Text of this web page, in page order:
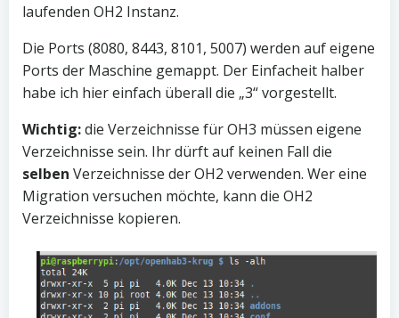
laufenden OH2 Instanz.
Die Ports (8080, 8443, 8101, 5007) werden auf eigene
Ports der Maschine gemappt. Der Einfacheit halber
habe ich hier einfach überall die „3“ vorgestellt.
Wichtig:die Verzeichnisse für OH3 müssen eigene
Verzeichnisse sein. Ihr dürft auf keinen Fall die
selben Verzeichnisse der OH2 verwenden. Wer eine
Migration versuchen möchte, kann die OH2
Verzeichnisse kopieren.